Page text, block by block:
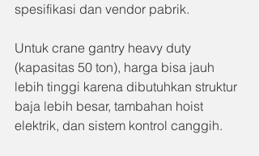
spesifikasi dan vendor pabrik.
Untuk crane gantry heavy duty
(kapasitas 50 ton), harga bisa jauh
lebih tinggi karena dibutuhkan struktur
baja lebih besar, tambahan hoist
elektrik, dan sistem kontrol canggih.